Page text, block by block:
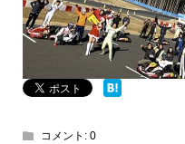
コメント: 0